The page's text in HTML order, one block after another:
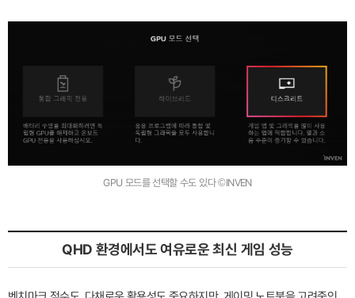
GPU 모드를 선택할 수도 있다 ©INVEN
QHD 환경에서도 여유로운 최신 게임 성능